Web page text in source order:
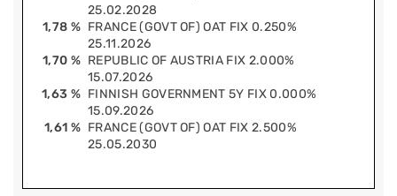
25.02.2028
1,78 % FRANCE (GOVT OF) OAT FIX 0.250%
25.11.2026
1,70 % REPUBLIC OF AUSTRIA FIX 2.000%
15.07.2026
1,63 % FINNISH GOVERNMENT 5Y FIX 0.000%
15.09.2026
1,61 % FRANCE (GOVT OF) OAT FIX 2.500%
25.05.2030